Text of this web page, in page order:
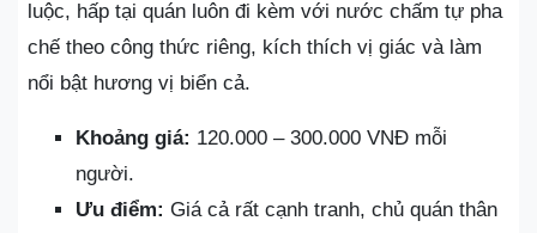
luộc, hấp tại quán luôn đi kèm với nước chấm tự pha
chế theo công thức riêng, kích thích vị giác và làm
nổi bật hương vị biển cả.
Khoảng giá: 120.000 – 300.000 VNĐ mỗi
người.
Ưu điểm: Giá cả rất cạnh tranh, chủ quán thân